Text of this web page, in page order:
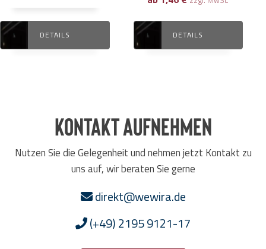
DETAILS DETAILS
Kontakt aufnehmen
Nutzen Sie die Gelegenheit und nehmen jetzt Kontakt zu
uns auf, wir beraten Sie gerne
direkt@wewira.de
(+49) 2195 9121-17